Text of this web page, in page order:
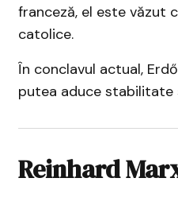
franceză, el este văzut
catolice.​
În conclavul actual,
putea aduce stabilitate
Reinhard